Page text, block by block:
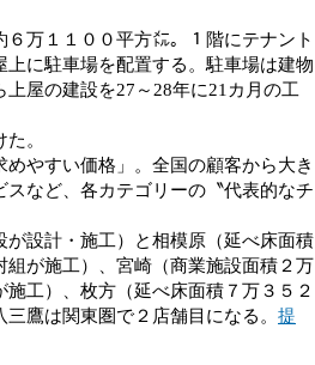
万１１００平方㍍。１階にテナント
に駐車場を配置する。駐車場は建物
屋の建設を27～28年に21カ月の工
。
やすい価格」。全国の顧客から大き
など、各カテゴリーの〝代表的なチ
設計・施工）と相模原（延べ床面積
が施工）、宮崎（商業施設面積２万
工）、枚方（延べ床面積７万３５２
鷹は関東圏で２店舗目になる。 提